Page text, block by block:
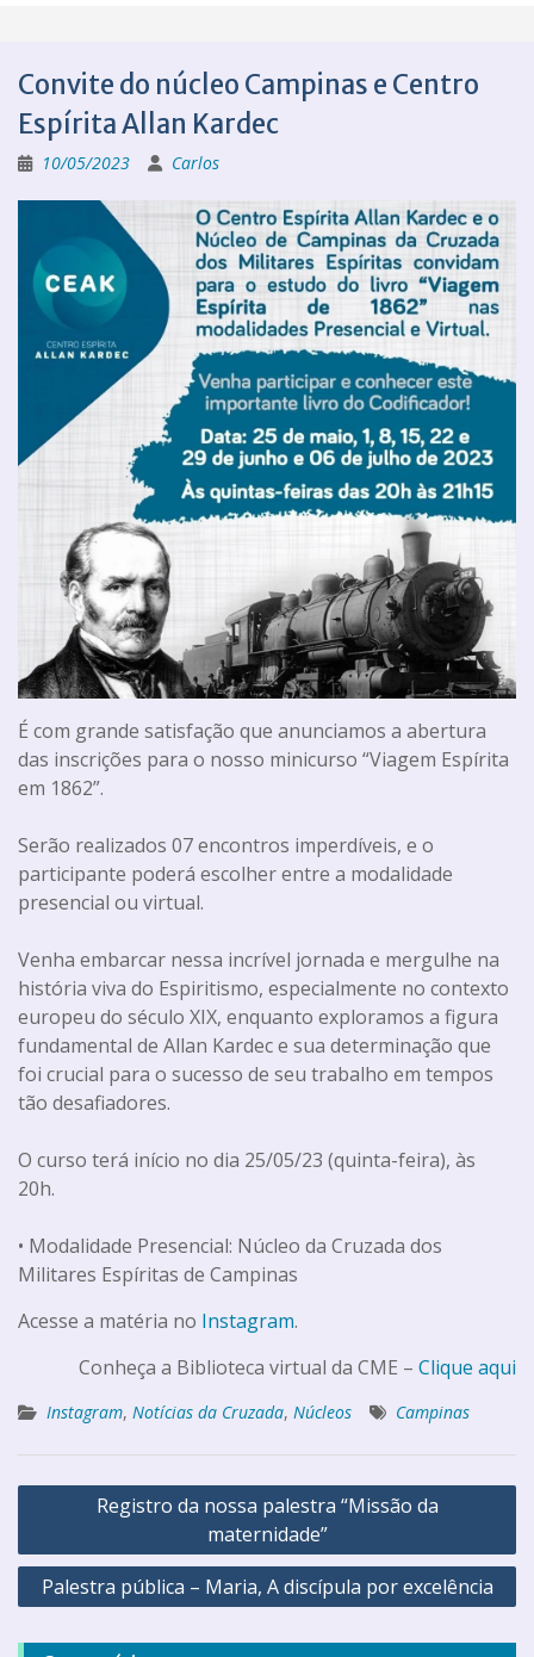
Convite do núcleo Campinas e Centro
Espírita Allan Kardec
10/05/2023 Carlos
É com grande satisfação que anunciamos a abertura
das inscrições para o nosso minicurso “Viagem Espírita
em 1862”.
Serão realizados 07 encontros imperdíveis, e o
participante poderá escolher entre a modalidade
presencial ou virtual.
Venha embarcar nessa incrível jornada e mergulhe na
história viva do Espiritismo, especialmente no contexto
europeu do século XIX, enquanto exploramos a figura
fundamental de Allan Kardec e sua determinação que
foi crucial para o sucesso de seu trabalho em tempos
tão desafiadores.
O curso terá início no dia 25/05/23 (quinta-feira), às
20h.
• Modalidade Presencial: Núcleo da Cruzada dos
Militares Espíritas de Campinas
Acesse a matéria no Instagram.
Conheça a Biblioteca virtual da CME – Clique aqui
Instagram, Notícias da Cruzada, Núcleos Campinas
Registro da nossa palestra “Missão da
maternidade”
Palestra pública – Maria, A discípula por excelência